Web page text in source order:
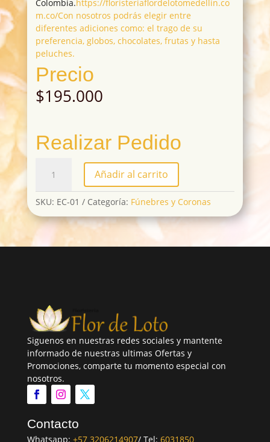
Colombia.https://floristeriaflordelotomedellin.co
m.co/Con nosotros podrás elegir entre
diferentes adiciones como: el trago de su
preferencia, globos, chocolates, frutas y hasta
peluches.
Precio
$195.000
Realizar Pedido
cantidad
Añadir al carrito
SKU: EC-01 Categoría: Fúnebres y Coronas
Siguenos en nuestras redes sociales y mantente
informado de nuestras ultimas Ofertas y
Promociones, comparte tu momento especial con
nosotros.
Contacto
Whatsapp: +57 3206214907/ Tel: 6031850